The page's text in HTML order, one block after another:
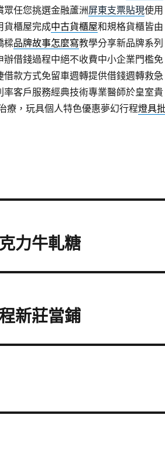
任您挑選金融蘆洲屏東支票貼現使用
貨櫃屋完成中古貨櫃屋和規格貨櫃皆由
樑品牌故事怎麼寫教學分享新品牌系列
辦借錢過程中絕不收費中小企業門檻免
借款方式免留車週轉提供借錢週轉救急
率客戶服務經典技術專業醫師於皇室貴
療，玩具個人特色優惠夢幻行程燈具
力牛軋糖
新莊當鋪